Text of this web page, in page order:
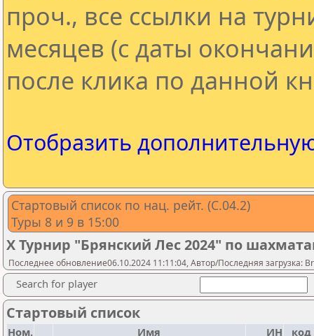
проч., все ссылки на
месяцев (с даты
после клика по данной
Отобразить
Стартовый список по нац. рейт. (C.04.2)
Туры 8 и 9 в 15:00
X Турнир "Брянский Лес 2024" по
Последнее обновление06.10.2024 11:11:04, Автор/Последняя загрузка:
Search for player
Стартовый список
Ном. Имя ИН
код